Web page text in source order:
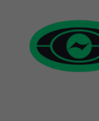
contenuto